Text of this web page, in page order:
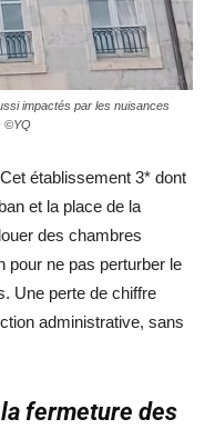
impactés par les nuisances
©YQ
établissement 3* dont
et la place de la
des chambres
pour ne pas perturber le
Une perte de chiffre
administrative, sans
fermeture des